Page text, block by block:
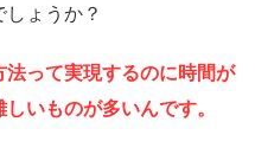
ょうか？
法って実現するのに時間が
いものが多いんです。